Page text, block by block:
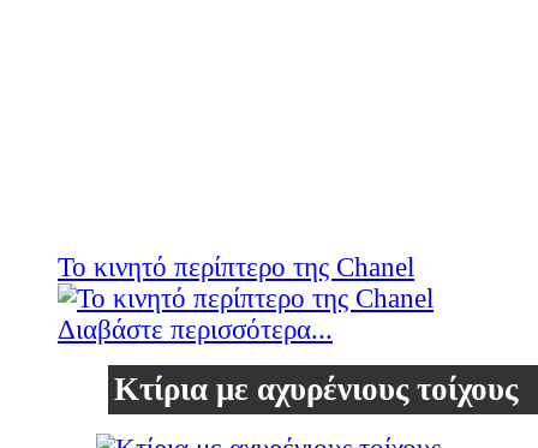
Το κινητό περίπτερο της Chanel
Διαβάστε περισσότερα...
Κτίρια με αχυρένιους τοίχους